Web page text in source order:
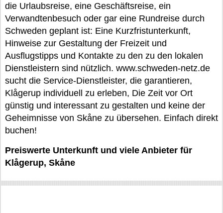
die Urlaubsreise, eine Geschäftsreise, ein
Verwandtenbesuch oder gar eine Rundreise durch
Schweden geplant ist: Eine Kurzfristunterkunft,
Hinweise zur Gestaltung der Freizeit und
Ausflugstipps und Kontakte zu den zu den lokalen
Dienstleistern sind nützlich. www.schweden-netz.de
sucht die Service-Dienstleister, die garantieren,
Klågerup individuell zu erleben, Die Zeit vor Ort
günstig und interessant zu gestalten und keine der
Geheimnisse von Skåne zu übersehen. Einfach direkt
buchen!
Preiswerte Unterkunft und viele Anbieter für
Klågerup, Skåne